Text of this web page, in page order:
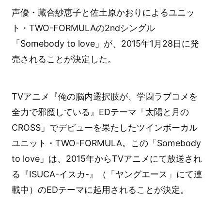
声優・藏合紗恵子と佐土原かおりによるユニッ
ト・TWO-FORMULAの2ndシングル
「Somebody to love」が、2015年1月28日に発
売されることが決定した。
TVアニメ『俺の脳内選択肢が、学園ラブコメを
全力で邪魔している』EDテーマ「太陽と月の
CROSS」でデビューを果たしたツインボーカル
ユニット・TWO-FORMULA。この「Somebody
to love」は、2015年からTVアニメにて放送され
る『ISUCA-イスカ-』（「ヤングエース」にて連
載中）のEDテーマに起用されることが決定。